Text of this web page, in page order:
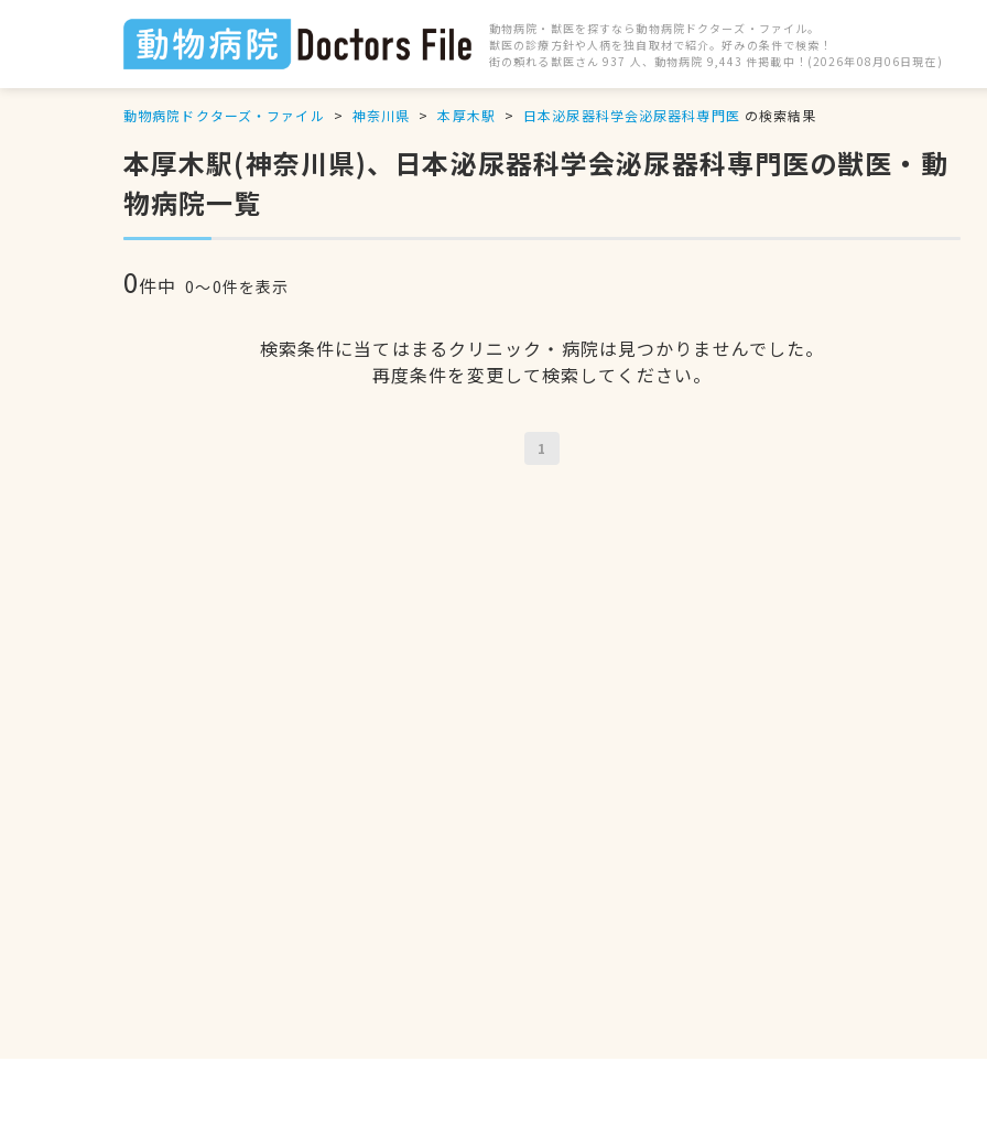
動物病院・獣医を探すなら動物病院ドクターズ・ファイル。
獣医の診療方針や人柄を独自取材で紹介。好みの条件で検索！
街の頼れる獣医さん 937 人、動物病院 9,443 件掲載中！(2026年08月06日現在)
動物病院ドクターズ・ファイル 神奈川県 本厚木駅 日本泌尿器科学会泌尿器科専門医 の検索結果
本厚木駅(神奈川県)、日本泌尿器科学会泌尿器科専門医の獣医・動
物病院一覧
0件中 0〜0件を表示
検索条件に当てはまるクリニック・病院は見つかりませんでした。
再度条件を変更して検索してください。
1